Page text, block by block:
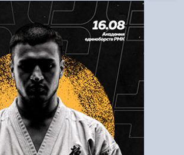
Авторизация
Логин:
Пароль
Войти